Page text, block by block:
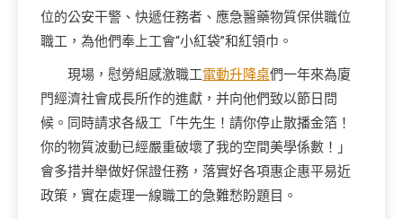
位的公安干警、快遞任務者、應急醫藥物質保供職位
職工，為他們奉上工會“小紅袋”和紅領巾。
現場，慰勞組感激職工電動升降桌們一年來為廈
門經濟社會成長所作的進獻，并向他們致以節日問
候。同時請求各級工「牛先生！請你停止散播金箔！
你的物質波動已經嚴重破壞了我的空間美學係數！」
會多措并舉做好保證任務，落實好各項惠企惠平易近
政策，實在處理一線職工的急難愁盼題目。